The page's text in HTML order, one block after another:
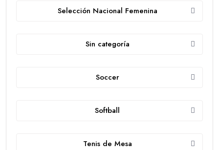
Selección Nacional Femenina
Sin categoría
Soccer
Softball
Tenis de Mesa